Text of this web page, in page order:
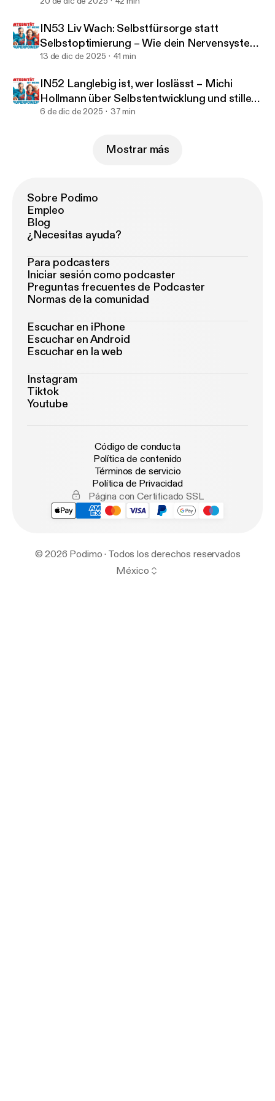
IN53 Liv Wach: Selbstfürsorge statt
Selbstoptimierung – Wie dein Nervensystem
dich wirklich trägt
13 de dic de 2025 41 min
IN52 Langlebig ist, wer loslässt – Michi
Hollmann über Selbstentwicklung und stille
Stärke
6 de dic de 2025 37 min
Mostrar más
Sobre Podimo
Empleo
Blog
¿Necesitas ayuda?
Para podcasters
Iniciar sesión como podcaster
Preguntas frecuentes de Podcaster
Normas de la comunidad
Escuchar en iPhone
Escuchar en Android
Escuchar en la web
Instagram
Tiktok
Youtube
Código de conducta
Política de contenido
Términos de servicio
Política de Privacidad
Página con Certificado SSL
© 2026 Podimo · Todos los derechos reservados
México